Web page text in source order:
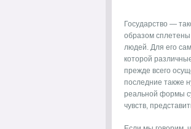
Государство —
образом
людей. Для его
которой
прежде всего
последние также
реальной формы
чувств,